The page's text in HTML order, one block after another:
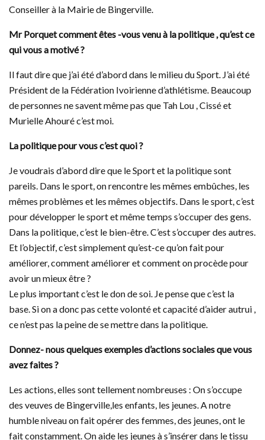
Conseiller à la Mairie de Bingerville.
Mr Porquet comment êtes -vous venu à la politique , qu’est ce
qui vous a motivé ?
Il faut dire que j’ai été d’abord dans le milieu du Sport. J’ai été
Président de la Fédération Ivoirienne d’athlétisme. Beaucoup
de personnes ne savent même pas que Tah Lou , Cissé et
Murielle Ahouré c’est moi.
La politique pour vous c’est quoi ?
Je voudrais d’abord dire que le Sport et la politique sont
pareils. Dans le sport, on rencontre les mêmes embûches, les
mêmes problèmes et les mêmes objectifs. Dans le sport, c’est
pour développer le sport et même temps s’occuper des gens.
Dans la politique, c’est le bien-être. C’est s’occuper des autres.
Et l’objectif, c’est simplement qu’est-ce qu’on fait pour
améliorer, comment améliorer et comment on procède pour
avoir un mieux être ?
Le plus important c’est le don de soi. Je pense que c’est la
base. Si on a donc pas cette volonté et capacité d’aider autrui ,
ce n’est pas la peine de se mettre dans la politique.
Donnez- nous quelques exemples d’actions sociales que vous
avez faites ?
Les actions, elles sont tellement nombreuses : On s’occupe
des veuves de Bingerville,les enfants, les jeunes. A notre
humble niveau on fait opérer des femmes, des jeunes, ont le
fait constamment. On aide les jeunes à s’insérer dans le tissu